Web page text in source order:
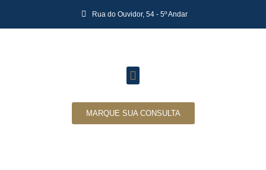
Rua do Ouvidor, 54 - 5º Andar
MARQUE SUA CONSULTA